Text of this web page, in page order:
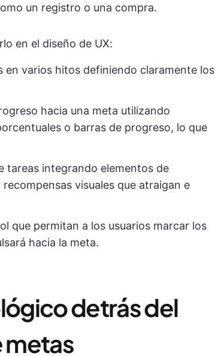
un registro o una compra.
en el diseño de UX:
en varios hitos definiendo claramente los
hacia una meta utilizando
o barras de progreso, lo que
tareas integrando elementos de
visuales que atraigan e
que permitan a los usuarios marcar los
hacia la meta.
detrás del